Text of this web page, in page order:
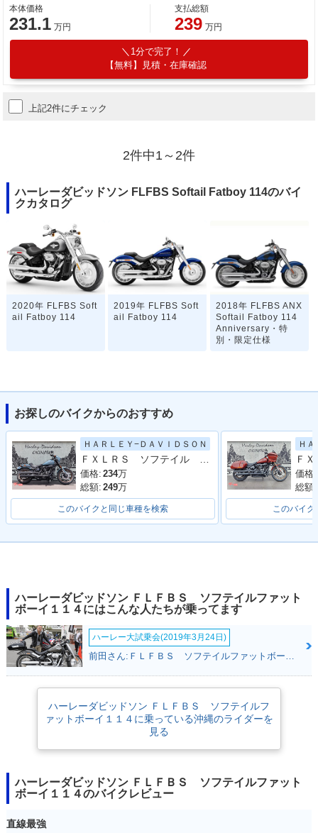
本体価格
231.1 万円
支払総額
239 万円
1分で完了！
【無料】見積・在庫確認
上記2件にチェック
2件中1～2件
ハーレーダビッドソン FLFBS Softail Fatboy 114のバイ
クカタログ
2020年 FLFBS Soft
ail Fatboy 114
2019年 FLFBS Soft
ail Fatboy 114
2018年 FLFBS ANX
Softail Fatboy 114
Anniversary・特
別・限定仕様
2018年 FLFBS ANV
Softail Fatboy 114
Anniversary・特
別・限定仕様
2018年 FLFBS Soft
ail Fatboy 114・新
登場
お探しのバイクからのおすすめ
ＨＡＲＬＥＹ−ＤＡＶＩＤＳＯＮ
価格: 234万
総額: 249万
このバイクと同じ車種を検索
Ｈ
価格:
総額:
このバイ
ハーレーダビッドソン ＦＬＦＢＳ ソフテイルファット
ボーイ１１４にはこんな人たちが乗ってます
ハーレー大試乗会(2019年3月24日)
前田さん:ＦＬＦＢＳ ソフテイルファットボーイ１１４(ハーレーダビッドソン)
ハーレーダビッドソン ＦＬＦＢＳ ソフテイルフ
ァットボーイ１１４に乗っている沖縄のライダーを
見る
ハーレーダビッドソン ＦＬＦＢＳ ソフテイルファット
ボーイ１１４のバイクレビュー
直線最強